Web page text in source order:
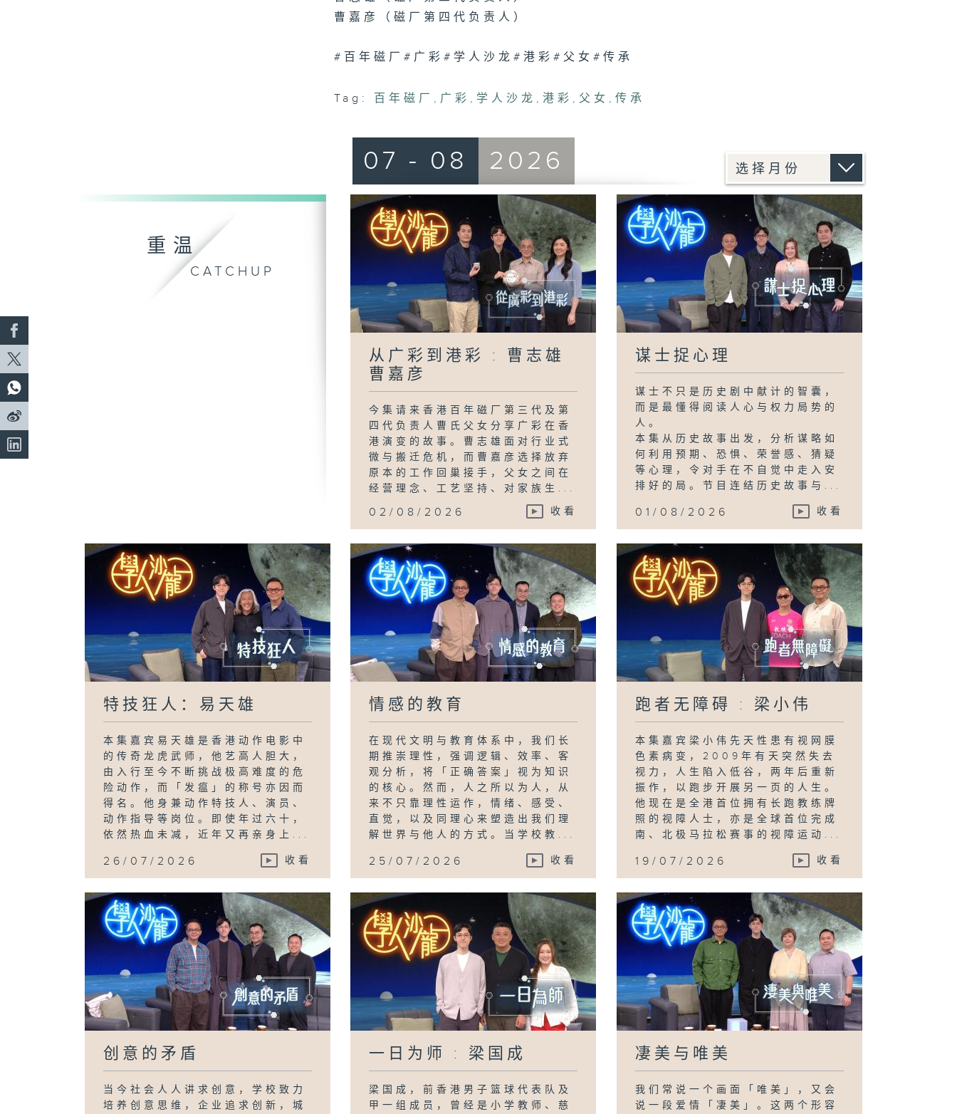
曹嘉彦（磁厂第四代负责人）
#百年磁厂#广彩#学人沙龙#港彩#父女#传承
Tag: 百年磁厂 , 广彩 , 学人沙龙 , 港彩 , 父女 , 传承
重温
CATCHUP
07 - 08 2026
从广彩到港彩 : 曹志雄
曹嘉彦
今集请来香港百年磁厂第三代及第
四代负责人曹氏父女分享广彩在香
港演变的故事。曹志雄面对行业式
微与搬迁危机，而曹嘉彦选择放弃
原本的工作回巢接手，父女之间在
经营理念、工艺坚持、对家族生...
02/08/2026 收看
谋士捉心理
谋士不只是历史剧中献计的智囊，
而是最懂得阅读人心与权力局势的
人。
本集从历史故事出发，分析谋略如
何利用预期、恐惧、荣誉感、猜疑
等心理，令对手在不自觉中走入安
排好的局。节目连结历史故事与...
01/08/2026 收看
特技狂人：易天雄
本集嘉宾易天雄是香港动作电影中
的传奇龙虎武师，他艺高人胆大，
由入行至今不断挑战极高难度的危
险动作，而「发瘟」的称号亦因而
得名。他身兼动作特技人、演员、
动作指导等岗位。即使年过六十，
依然热血未减，近年又再亲身上...
26/07/2026 收看
情感的教育
在现代文明与教育体系中，我们长
期推崇理性，强调逻辑、效率、客
观分析，将「正确答案」视为知识
的核心。然而，人之所以为人，从
来不只靠理性运作，情绪、感受、
直觉，以及同理心来塑造出我们理
解世界与他人的方式。当学校教...
25/07/2026 收看
跑者无障碍 : 梁小伟
本集嘉宾梁小伟先天性患有视网膜
色素病变，2009年有天突然失去
视力，人生陷入低谷，两年后重新
振作，以跑步开展另一页的人生。
他现在是全港首位拥有长跑教练牌
照的视障人士，亦是全球首位完成
南、北极马拉松赛事的视障运动...
19/07/2026 收看
创意的矛盾
当今社会人人讲求创意，学校致力
培养创意思维，企业追求创新，城
一日为师 : 梁国成
梁国成，前香港男子篮球代表队及
甲一组成员，曾经是小学教师、慈
凄美与唯美
我们常说一个画面「唯美」，又会
说一段爱情「凄美」。这两个形容